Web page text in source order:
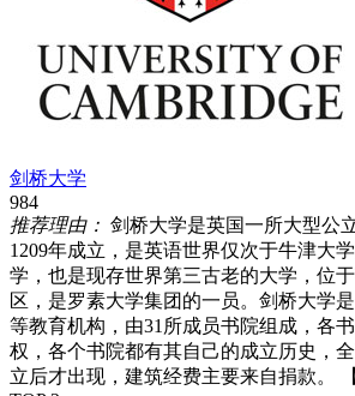
剑桥大学
984
推荐理由： 剑桥大学是英国一所大型公
1209年成立，是英语世界仅次于牛津大
学，也是现存世界第三古老的大学，位
区，是罗素大学集团的一员。剑桥大学
等教育机构，由31所成员书院组成，各
权，各个书院都有其自己的成立历史，
立后才出现，建筑经费主要来自捐款。